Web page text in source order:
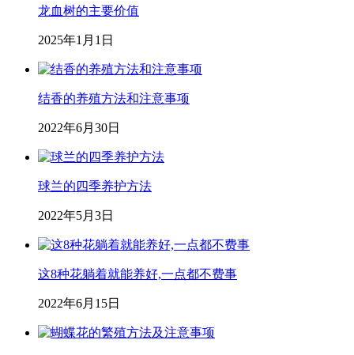
龙血树的主要价值
2025年1月1日
结香的养殖方法和注意事项
2022年6月30日
球兰的四季养护方法
2022年5月3日
这8种花躺着就能养好,一点都不费事
2022年6月15日